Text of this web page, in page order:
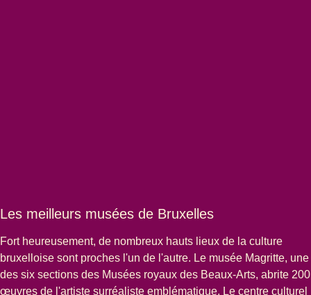
Les meilleurs musées de Bruxelles
Fort heureusement, de nombreux hauts lieux de la culture
bruxelloise sont proches l'un de l'autre. Le musée Magritte, une
des six sections des Musées royaux des Beaux-Arts, abrite 200
œuvres de l'artiste surréaliste emblématique. Le centre culturel